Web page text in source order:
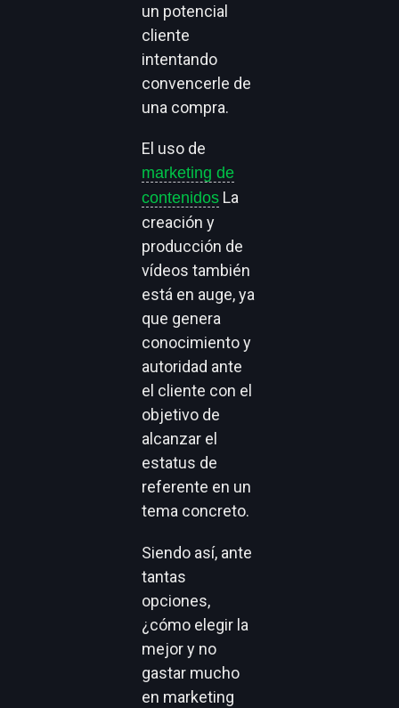
un potencial
cliente
intentando
convencerle de
una compra.
El uso de
marketing de
contenidos La
creación y
producción de
vídeos también
está en auge, ya
que genera
conocimiento y
autoridad ante
el cliente con el
objetivo de
alcanzar el
estatus de
referente en un
tema concreto.
Siendo así, ante
tantas
opciones,
¿cómo elegir la
mejor y no
gastar mucho
en marketing